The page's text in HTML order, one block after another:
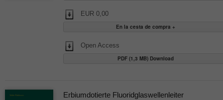
EUR 0,00
Open Access
PDF (1,3 MB) Download
Erbiumdotierte Fluoridglaswellenleiter